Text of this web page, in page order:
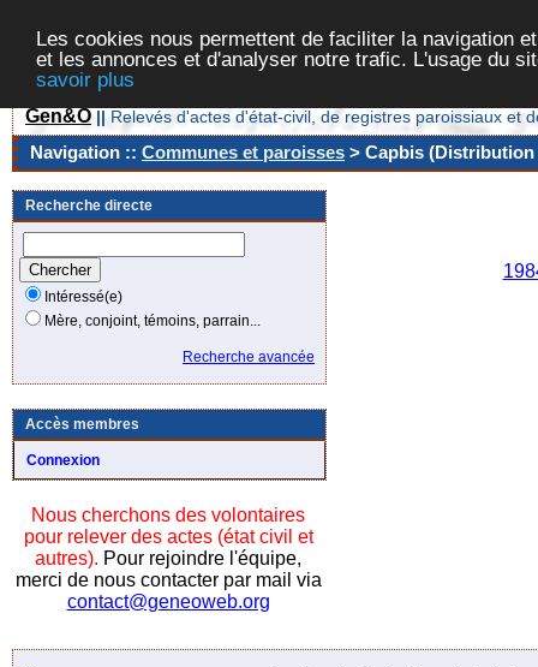
Les cookies nous permettent de faciliter la navigation
et les annonces et d'analyser notre trafic. L'usage du
savoir plus
Gen&O || Relevés d'actes d'état-civil, de registres paroissiaux et
Navigation :: Communes et paroisses > Capbis (Distribution
Recherche directe
Intéressé(e)
Mère, conjoint, témoins, parrain...
Recherche avancée
Accès membres
Connexion
Nous cherchons des volontaires
pour relever des actes (état civil et
autres). Pour rejoindre l'équipe,
merci de nous contacter par mail via
contact@geneoweb.org